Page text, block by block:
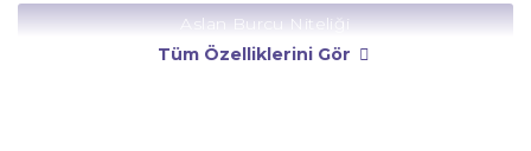
Aslan Burcu Niteliği
Tüm Özelliklerini Gör